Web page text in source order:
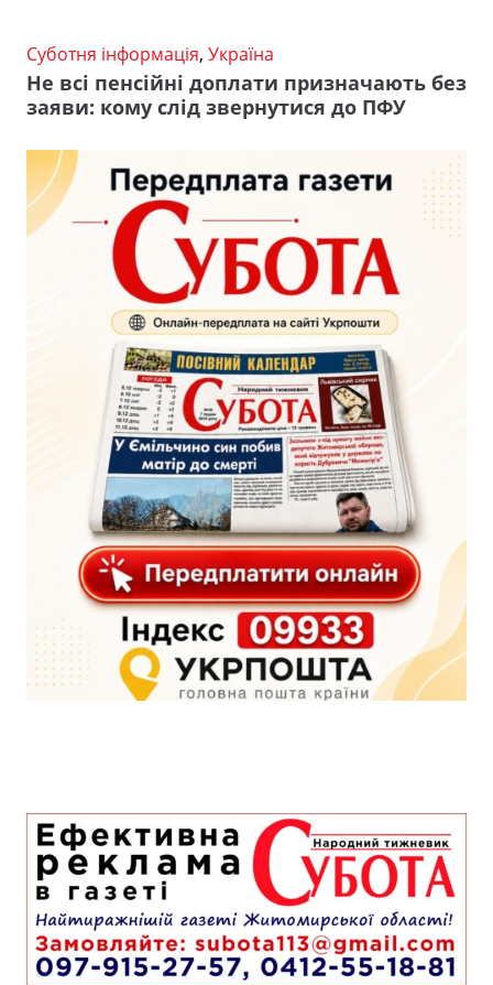
Суботня інформація, Україна
Не всі пенсійні доплати призначають без
заяви: кому слід звернутися до ПФУ